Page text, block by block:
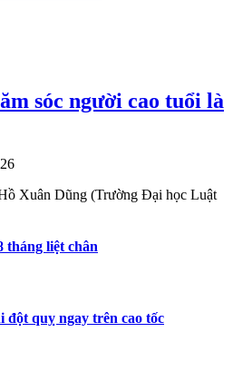
sóc người cao tuổi là
Xuân Dũng (Trường Đại học Luật
tháng liệt chân
đột quỵ ngay trên cao tốc